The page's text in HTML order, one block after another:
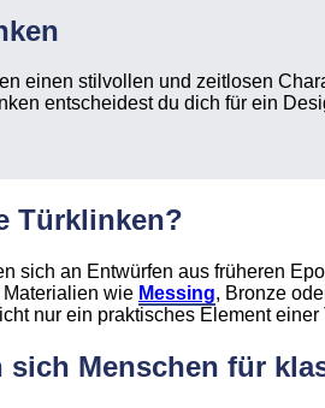
einen stilvollen und zeitlosen
entscheidest du dich für ein
Türklinken?
sich an Entwürfen aus früheren
wie Messing, Bronze
nur ein praktisches Element
sich Menschen für